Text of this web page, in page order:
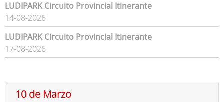
LUDIPARK Circuito Provincial Itinerante
14-08-2026
LUDIPARK Circuito Provincial Itinerante
17-08-2026
10 de Marzo